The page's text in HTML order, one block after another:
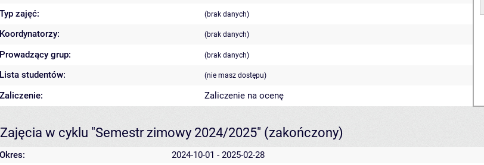
Typ zajęć: (brak danych)
Koordynatorzy: (brak danych)
Prowadzący grup: (brak danych)
Lista studentów: (nie masz dostępu)
Zaliczenie: Zaliczenie na ocenę
Zajęcia w cyklu "Semestr zimowy 2024/2025" (zakończony)
Okres: 2024-10-01 - 2025-02-28